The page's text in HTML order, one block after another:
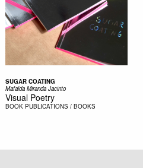
SUGAR COATING
Mafalda Miranda Jacinto
Visual Poetry
BOOK PUBLICATIONS / BOOKS